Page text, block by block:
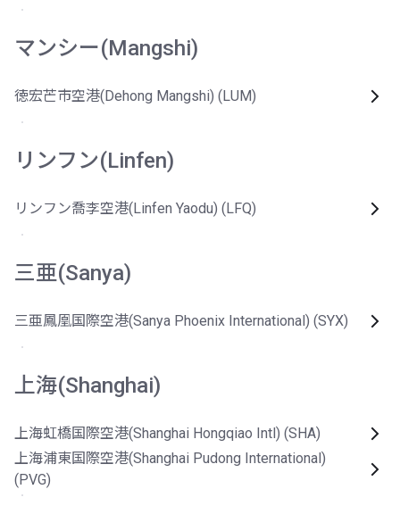
マンシー(Mangshi)
徳宏芒市空港(Dehong Mangshi) (LUM)
リンフン(Linfen)
リンフン喬李空港(Linfen Yaodu) (LFQ)
三亜(Sanya)
三亜鳳凰国際空港(Sanya Phoenix International) (SYX)
上海(Shanghai)
上海虹橋国際空港(Shanghai Hongqiao Intl) (SHA)
上海浦東国際空港(Shanghai Pudong International)
(PVG)